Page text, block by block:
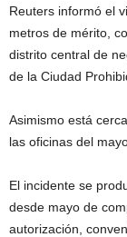
Reuters informó el
metros de mérito,
distrito central de
de la Ciudad
Asimismo está
las oficinas del
El incidente se
desde mayo de
autorización,